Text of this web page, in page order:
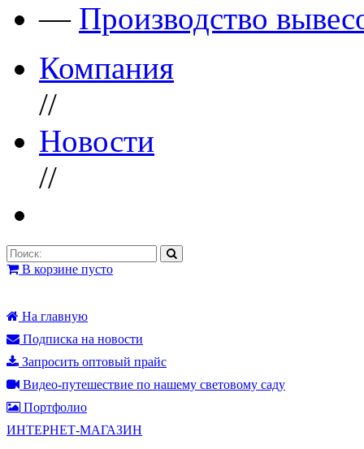
— Производство
Компания
//
Новости
//
В корзине пусто
На главную
Подписка на новости
Запросить оптовый прайс
Видео-путешествие по нашему световому саду
Портфолио
ИНТЕРНЕТ-МАГАЗИН